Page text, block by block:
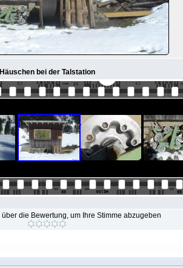
Häuschen bei der Talstation
die Bewertung, um Ihre Stimme abzugeben